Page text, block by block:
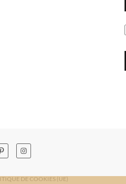
DE COOKIES (UE)